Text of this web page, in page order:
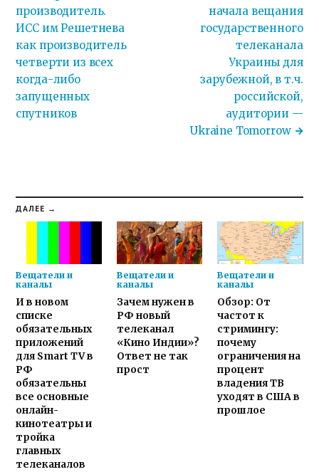
производитель.
ИСС им Решетнева
как производитель
четверти из всех
когда-либо
запущенных
спутников
начала вещания
государственного
телеканала
Украины для
зарубежной, в т.ч.
российской,
аудитории —
Ukraine Tomorrow
ДАЛЕЕ →
Вещатели и
каналы
И в новом
списке
обязательных
приложений
для Smart TV в
РФ
обязательны
все основные
онлайн-
кинотеатры и
тройка
главных
телеканалов
Вещатели и
каналы
Зачем нужен в
РФ новый
телеканал
«Кино Индии»?
Ответ не так
прост
Вещатели и
каналы
Обзор: От
частот к
стримингу:
почему
ограничения на
процент
владения ТВ
уходят в США в
прошлое